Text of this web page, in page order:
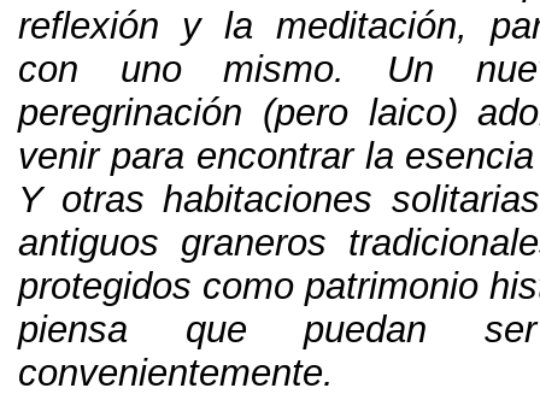
reflexión y la meditación,
con uno mismo. Un
peregrinación (pero laico)
venir para encontrar la
Y otras habitaciones
antiguos graneros
protegidos como patrimonio
piensa que puedan ser
convenientemente.